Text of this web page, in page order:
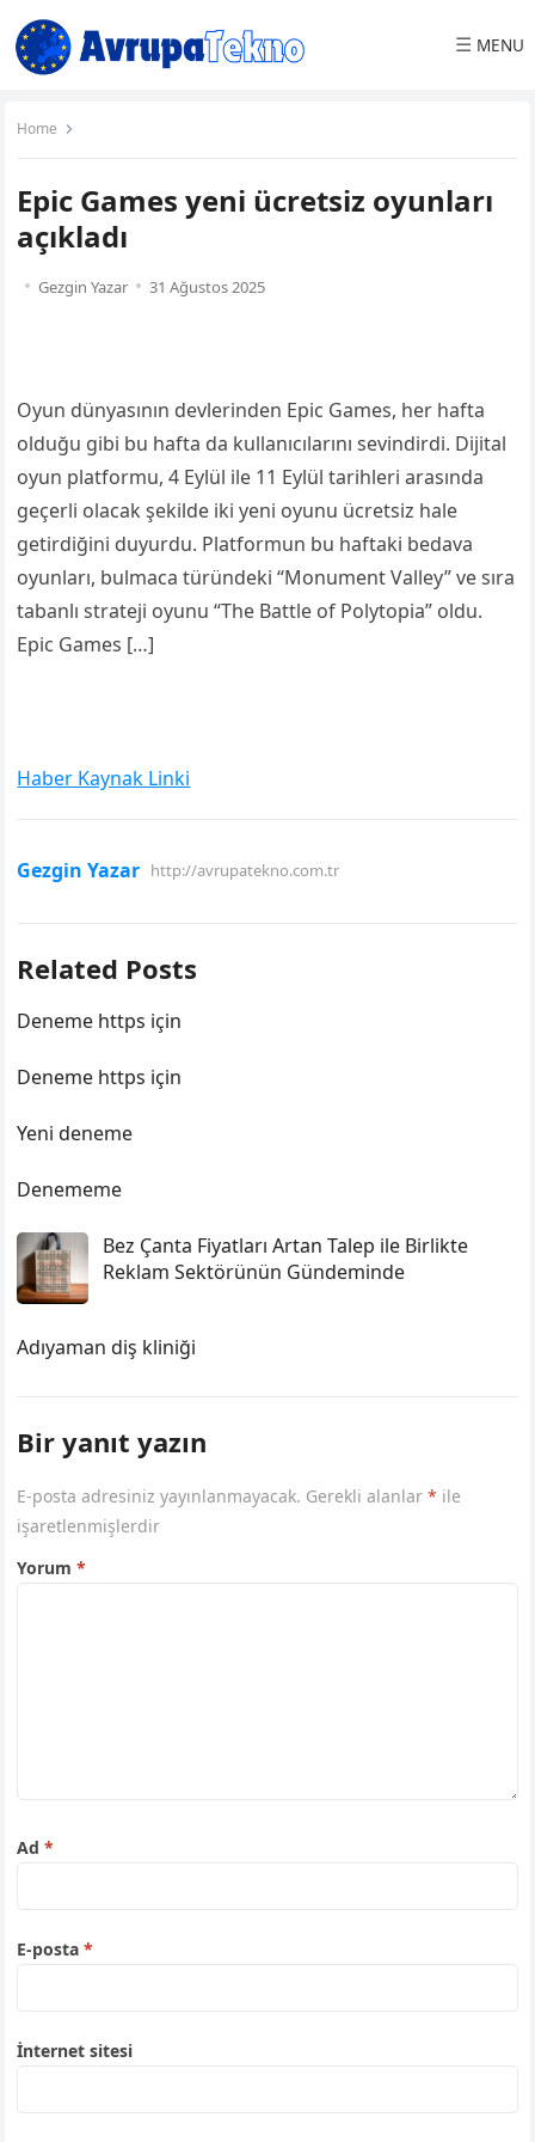
☰ MENU
Home
Epic Games yeni ücretsiz oyunları
açıkladı
Gezgin Yazar 31 Ağustos 2025
Oyun dünyasının devlerinden Epic Games, her hafta
olduğu gibi bu hafta da kullanıcılarını sevindirdi. Dijital
oyun platformu, 4 Eylül ile 11 Eylül tarihleri arasında
geçerli olacak şekilde iki yeni oyunu ücretsiz hale
getirdiğini duyurdu. Platformun bu haftaki bedava
oyunları, bulmaca türündeki “Monument Valley” ve sıra
tabanlı strateji oyunu “The Battle of Polytopia” oldu.
Epic Games […]
Haber Kaynak Linki
Gezgin Yazar http://avrupatekno.com.tr
Related Posts
Deneme https için
Deneme https için
Yeni deneme
Denememe
Bez Çanta Fiyatları Artan Talep ile Birlikte
Reklam Sektörünün Gündeminde
Adıyaman diş kliniği
Bir yanıt yazın
E-posta adresiniz yayınlanmayacak. Gerekli alanlar* ile
işaretlenmişlerdir
Yorum*
Ad*
E-posta*
İnternet sitesi